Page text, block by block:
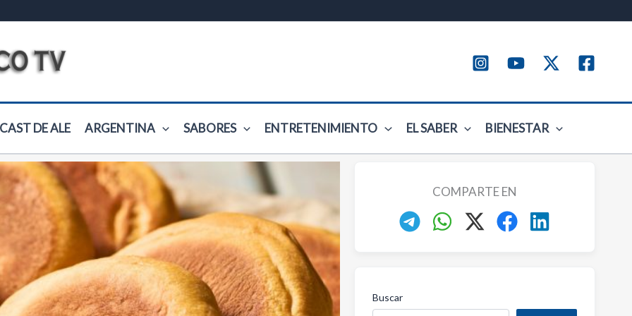
DE ALE ARGENTINA SABORES ENTRETENIMIENTO EL SABER BIENESTAR
COMPARTE EN
Buscar